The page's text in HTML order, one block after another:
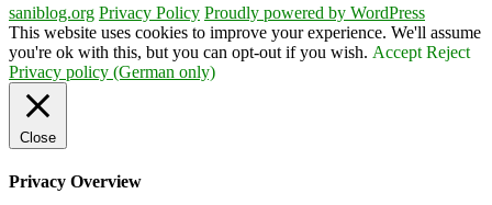
saniblog.org Privacy Policy Proudly powered by WordPress
This website uses cookies to improve your experience. We'll assume
you're ok with this, but you can opt-out if you wish. Accept Reject
Privacy policy (German only)
Close
Privacy Overview